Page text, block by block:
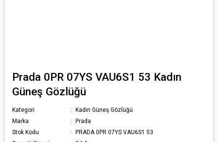
Prada 0PR 07YS VAU6S1 53 Kadın
Güneş Gözlüğü
Kategori
Kadın Güneş Gözlüğü
Marka
Prada
Stok Kodu
PRADA 0PR 07YS VAU6S1 53